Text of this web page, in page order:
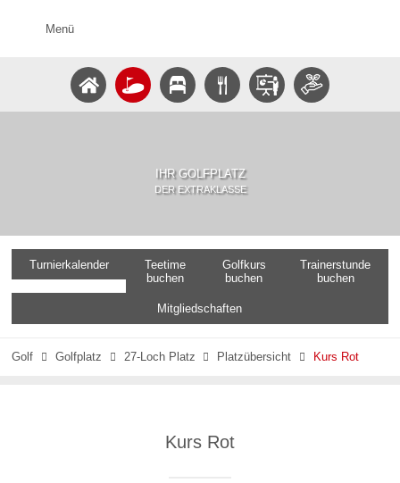
Menü
IHR GOLFPLATZ
DER EXTRAKLASSE
Turnierkalender
Teetime
buchen
Golfkurs
buchen
Trainerstunde
buchen
Mitgliedschaften
Golf  Golfplatz  27-Loch Platz  Platzübersicht  Kurs Rot
Kurs Rot